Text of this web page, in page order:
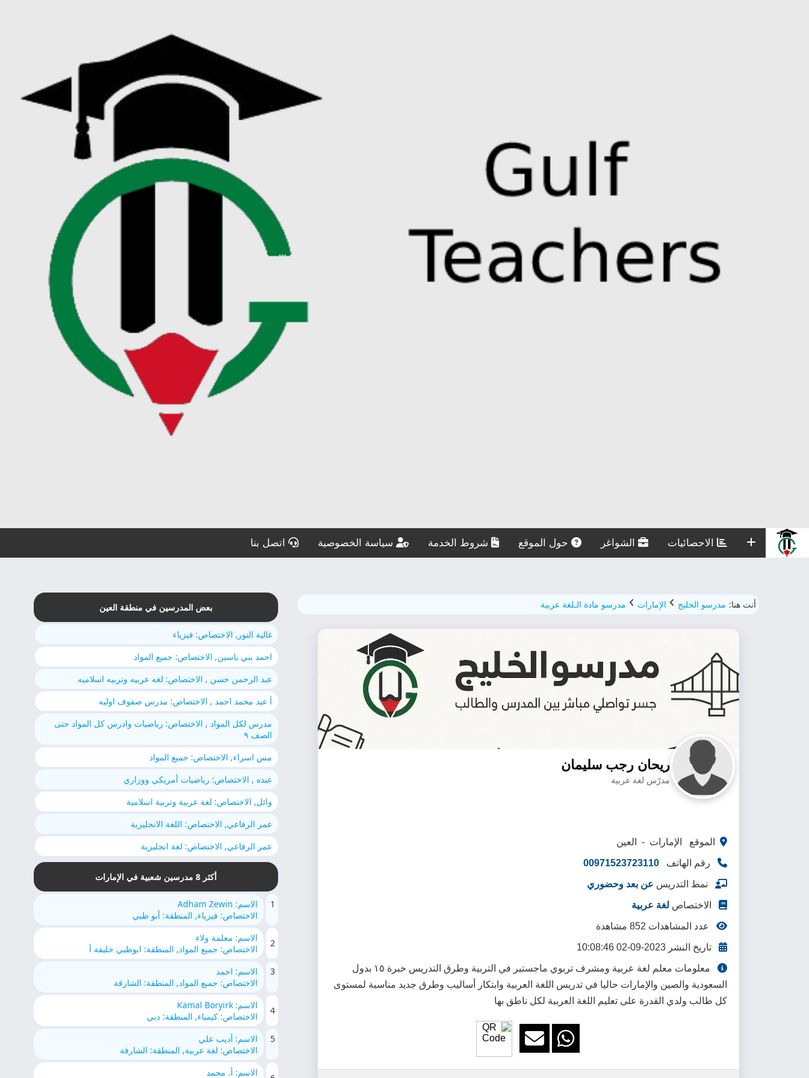
الاحصائيات الشواغر حول الموقع شروط الخدمة سياسة الخصوصية اتصل بنا
أنت هنا: مدرسو الخليج الإمارات مدرسو مادة الـلغة عربية
ريحان رجب سليمان
مدرّس لغة عربية
الموقع الإمارات - العين
رقم الهاتف00971523723110
نمط التدريس عن بعد وحضوري
الاختصاص لغة عربية
عدد المشاهدات 852 مشاهدة
تاريخ النشر 2023-09-02 10:08:46
معلومات معلم لغة عربية ومشرف تربوي ماجستير في التربية وطرق التدريس خبرة ١٥ بدول
السعودية والصين والإمارات حاليا في تدريس اللغة العربية وابتكار أساليب وطرق جديد مناسبة لمستوى
كل طالب ولدي القدرة على تعليم اللغة العربية لكل ناطق بها
بعض المدرسين في منطقة العين
غالية النور, الاختصاص: فيزياء
احمد بني ياسين, الاختصاص: جميع المواد
عبد الرحمن حسن , الاختصاص: لغه عربيه وتربيه اسلاميه
أ عيد محمد احمد , الاختصاص: مدرس صفوف اوليه
مدرس لكل المواد , الاختصاص: رياضيات وادرس كل المواد حتى
الصف ٩
مس اسراء, الاختصاص: جميع المواد
عبده , الاختصاص: رياضيات أمريكي ووزاري
وائل, الاختصاص: لغة عربية وتربية اسلامية
عمر الرفاعي, الاختصاص: اللغة الانجليزية
عمر الرفاعي, الاختصاص: لغة انجليزية
أكثر 8 مدرسين شعبية في الإمارات
1
الاسم: Adham Zewin
الاختصاص: فيزياء, المنطقة: أبو ظبي
2
الاسم: معلمة ولاء
الاختصاص: جميع المواد, المنطقة: ابوظبي خليفة أ
3
الاسم: احمد
الاختصاص: جميع المواد, المنطقة: الشارقة
4
الاسم: Kamal Boryirk
الاختصاص: كيمياء, المنطقة: دبي
5
الاسم: أديب علي
الاختصاص: لغة عربية, المنطقة: الشارقة
الاسم: أ. محمد